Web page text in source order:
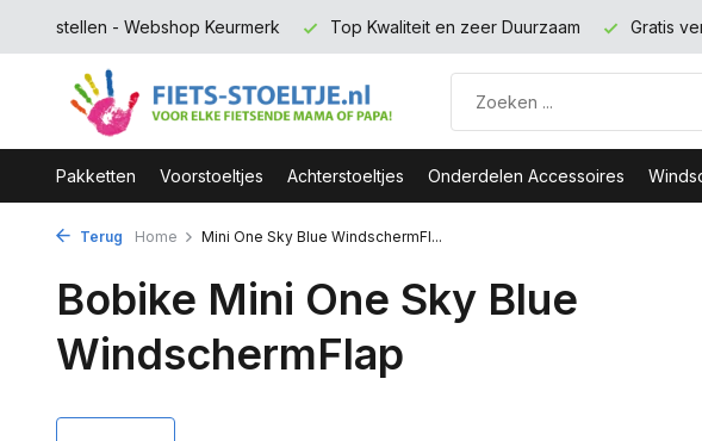
Top Kwaliteit en zeer Duurzaam Gratis verzending binnen NL vanaf 100
Pakketten Voorstoeltjes Achterstoeltjes Onderdelen Accessoires
Terug Home Mini One Sky Blue WindschermFl...
Bobike Mini One Sky Blue
WindschermFlap